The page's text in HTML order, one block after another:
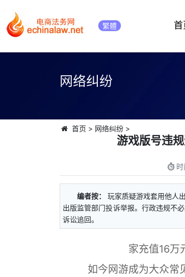
繁體 首
网络纠纷
首页 > 网络纠纷>
游戏版号违
时
编者按：
玩家质疑游戏套用他人
出版监管部门投诉举报。行政违规不
诉讼追回。
家充值16万
如今网游成为大众常见